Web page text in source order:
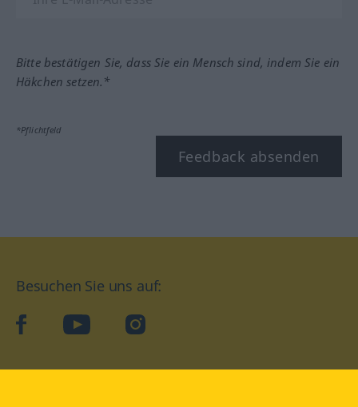
Bitte bestätigen Sie, dass Sie ein Mensch sind, indem Sie ein
Häkchen setzen.*
*Pflichtfeld
Feedback absenden
Besuchen Sie uns auf:
facebookYouTube Instagram